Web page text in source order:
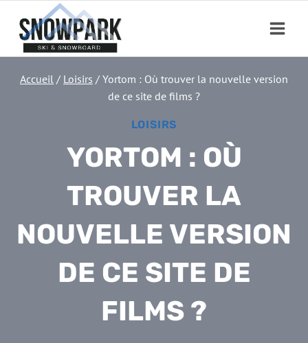
contenu
Accueil / Loisirs / Yortom : Où trouver la nouvelle version
de ce site de films ?
LOISIRS
YORTOM : OÙ
TROUVER LA
NOUVELLE VERSION
DE CE SITE DE
FILMS ?